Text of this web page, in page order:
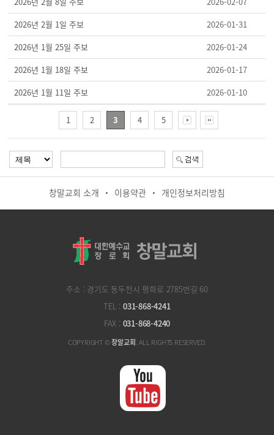
2026년 2월 1일 주보
2026-01-31
2026년 1월 25일 주보
2026-01-24
2026년 1월 18일 주보
2026-01-17
2026년 1월 11일 주보
2026-01-10
1 2 3 4 5
창말교회 소개 · 이용약관 · 개인정보처리방침
주소 : 경기도 동두천시 평화로 2785번길 60
TEL :031-868-4241
FAX : 031-868-4240
COPYRIGHT ©창말교회. ALL RIGHTS RESERVED.